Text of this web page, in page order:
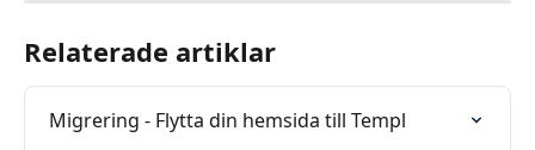
Relaterade artiklar
Migrering - Flytta din hemsida till Templ